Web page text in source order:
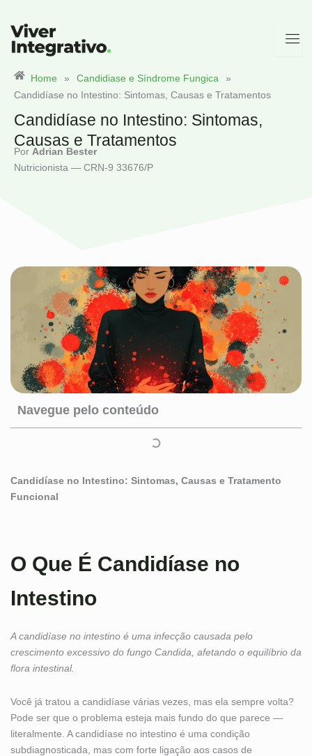
para
conteúdo
Home » Candidiase e Síndrome Fungica
»
Candidíase no Intestino: Sintomas, Causas e Tratamentos
Candidíase no Intestino: Sintomas,
Causas e Tratamentos
Por Adrian Bester
Nutricionista — CRN-9 33676/P
Navegue pelo conteúdo
Candidíase no Intestino: Sintomas, Causas e Tratamento
Funcional
O Que É Candidíase no
Intestino
A candidíase no intestino é uma infecção causada pelo
crescimento excessivo do fungo Candida, afetando o equilíbrio da
flora intestinal.
Você já tratou a candidíase várias vezes, mas ela sempre volta?
Pode ser que o problema esteja mais fundo do que parece —
literalmente. A candidíase no intestino é uma condição
subdiagnosticada, mas com forte ligação aos casos de